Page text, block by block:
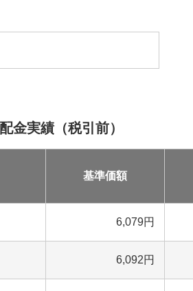
金実績（税引前）
基準価額
6,079円
6,092円